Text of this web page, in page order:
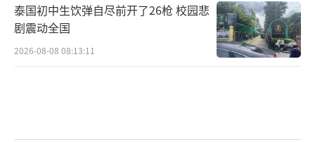
泰国初中生饮弹自尽前开了26枪 校园悲
剧震动全国
2026-08-08 08:13:11